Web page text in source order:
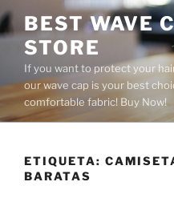
Saltar
al
contenido
BEST WAVE
STORE
If you want to protect your
our wave cap is your best
comfortable fabric! Buy Now!
ETIQUETA:
BARATAS